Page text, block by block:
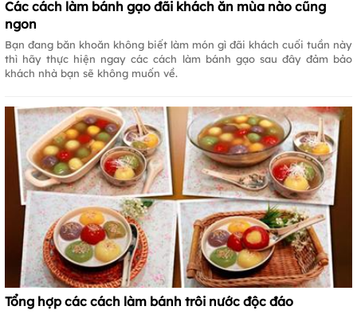
Các cách làm bánh gạo đãi khách ăn mùa nào cũng
ngon
Bạn đang băn khoăn không biết làm món gì đãi khách cuối tuần này
thì hãy thực hiện ngay các cách làm bánh gạo sau đây đảm bảo
khách nhà bạn sẽ không muốn về.
Tổng hợp các cách làm bánh trôi nước độc đáo